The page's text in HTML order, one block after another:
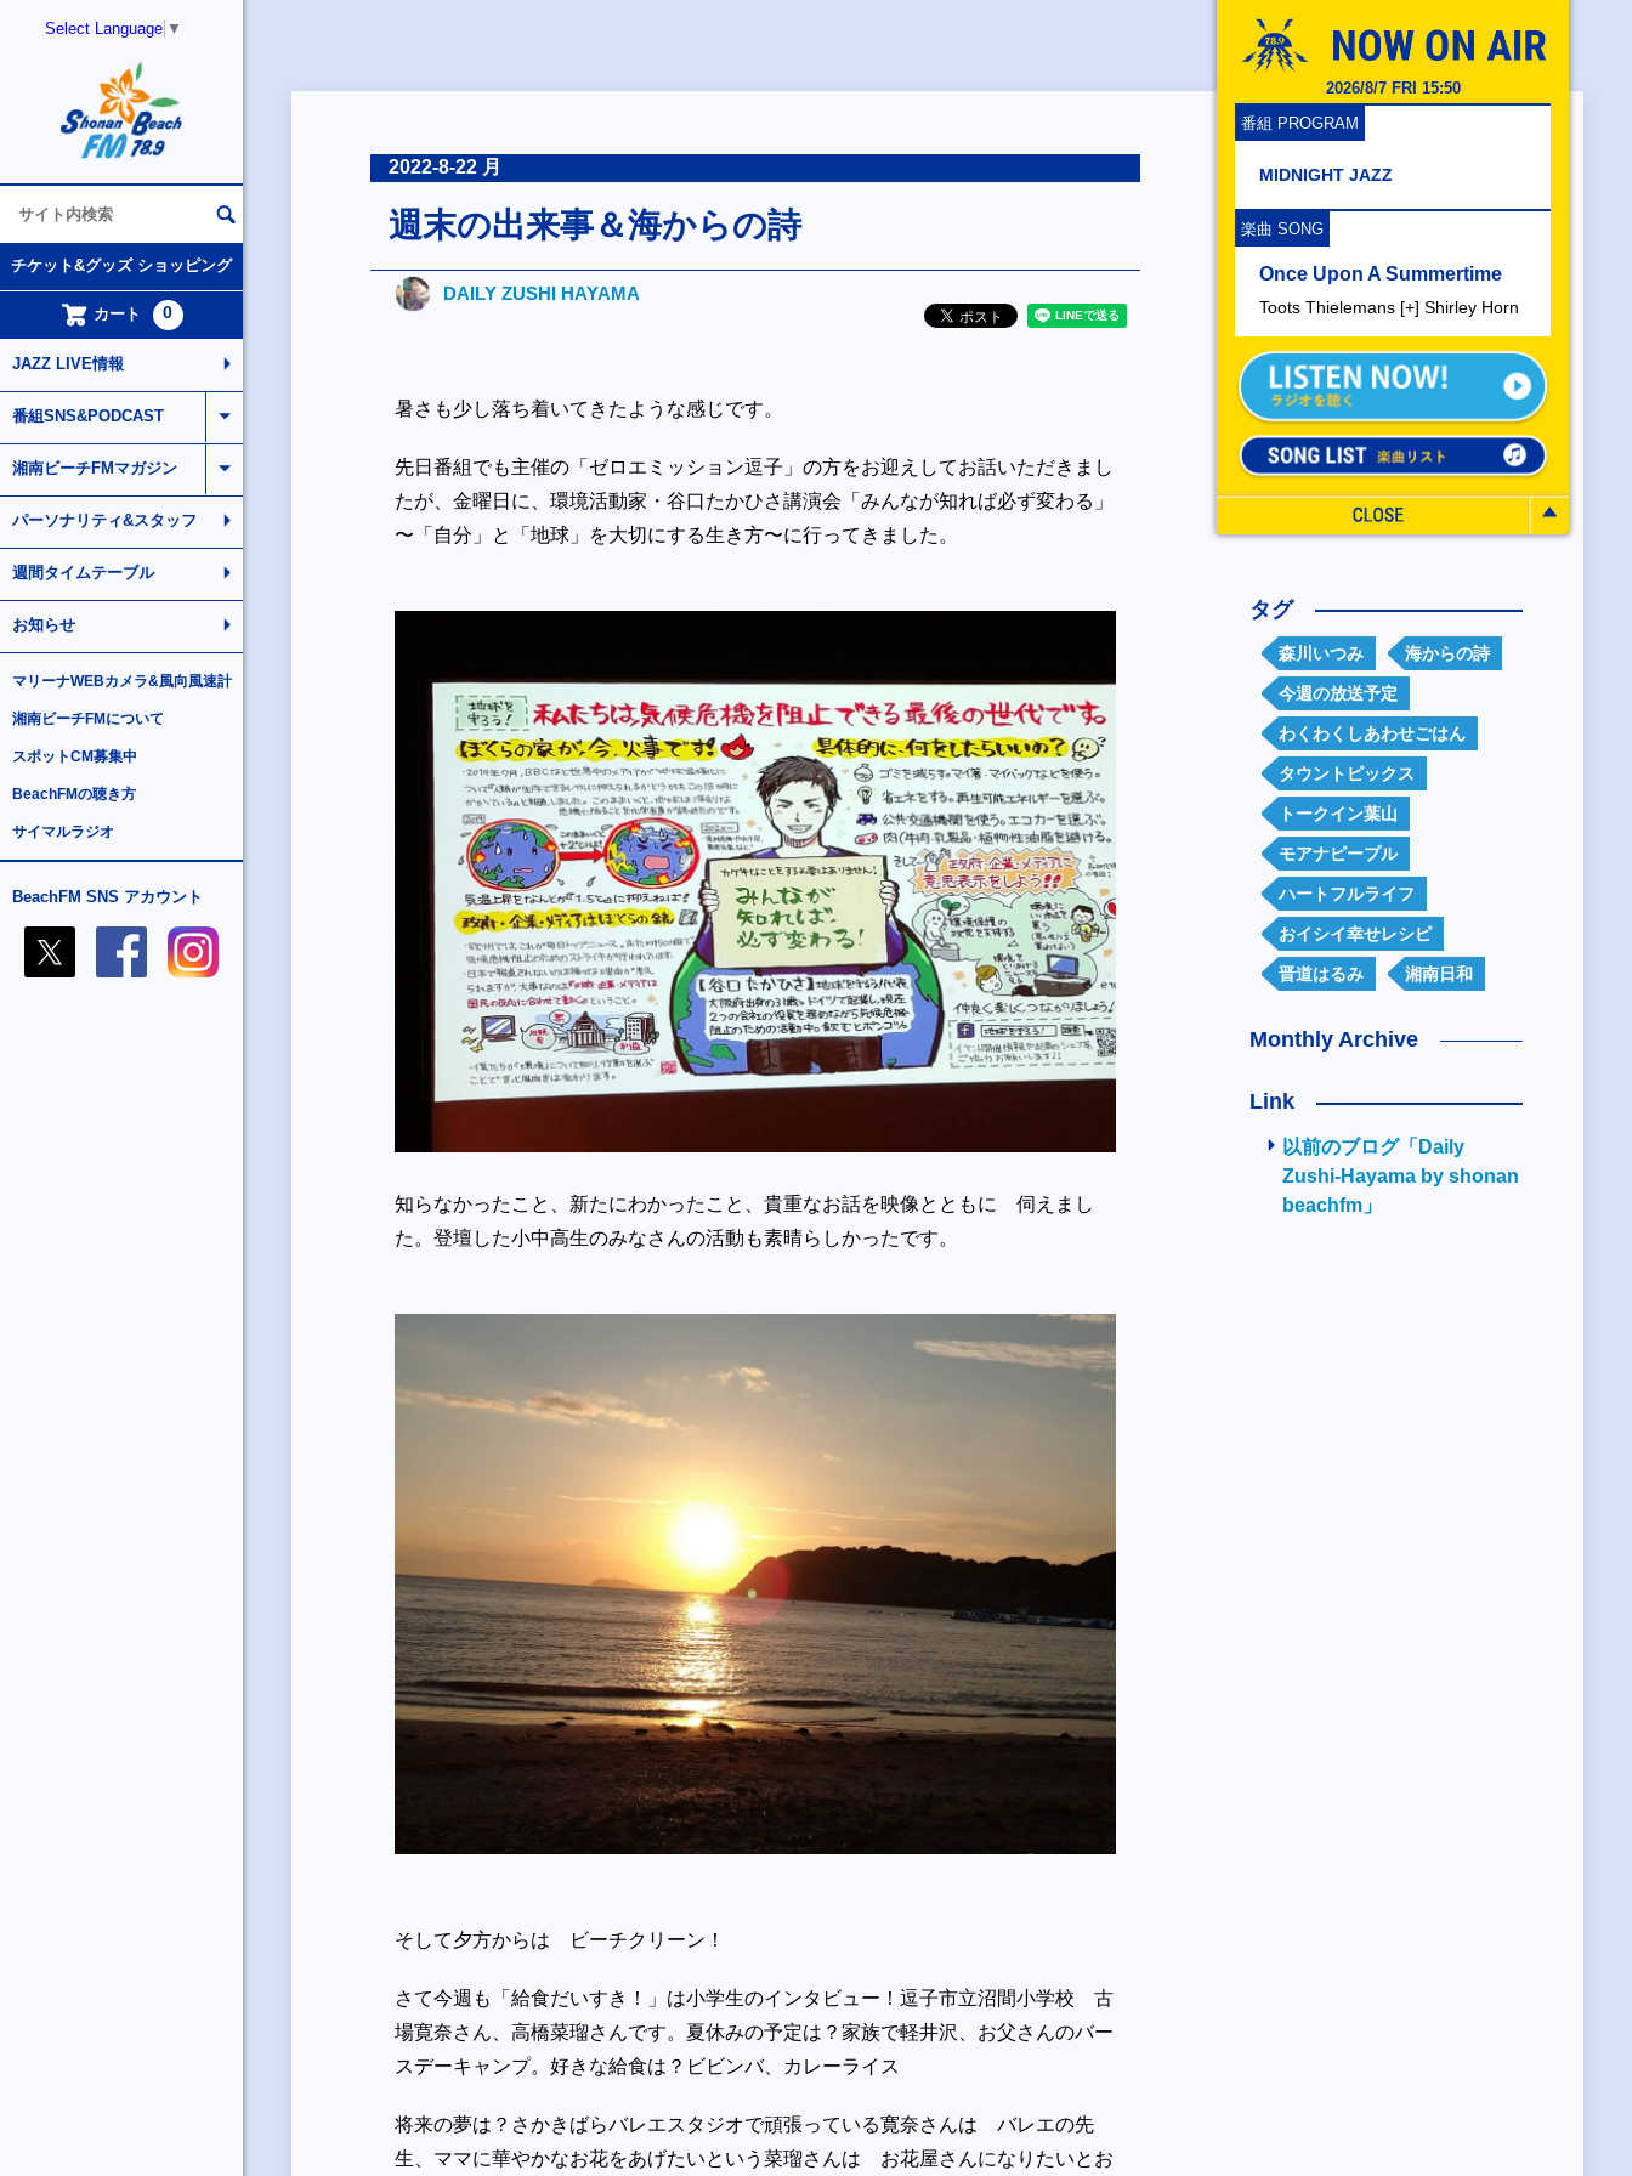
Select Language ▼
2026/8/7 FRI 15:50
番組 PROGRAM
MIDNIGHT JAZZ
楽曲 SONG
Once Upon A Summertime
Toots Thielemans [+] Shirley Horn
チケット&グッズ ショッピング
カート 0
JAZZ LIVE情報
番組SNS&PODCAST
湘南ビーチFMマガジン
パーソナリティ&スタッフ
週間タイムテーブル
お知らせ
マリーナWEBカメラ&風向風速計
湘南ビーチFMについて
スポットCM募集中
BeachFMの聴き方
サイマルラジオ
BeachFM SNS アカウント
2022-8-22 月
週末の出来事＆海からの詩
DAILY ZUSHI HAYAMA
暑さも少し落ち着いてきたような感じです。
先日番組でも主催の「ゼロエミッション逗子」の方をお迎えしてお話いただきまし
たが、金曜日に、環境活動家・谷口たかひさ講演会「みんなが知れば必ず変わる」
〜「自分」と「地球」を大切にする生き方〜に行ってきました。
知らなかったこと、新たにわかったこと、貴重なお話を映像とともに 伺えまし
た。登壇した小中高生のみなさんの活動も素晴らしかったです。
そして夕方からは ビーチクリーン！
さて今週も「給食だいすき！」は小学生のインタビュー！逗子市立沼間小学校 古
場寛奈さん、高橋菜瑠さんです。夏休みの予定は？家族で軽井沢、お父さんのバー
スデーキャンプ。好きな給食は？ビビンバ、カレーライス
将来の夢は？さかきばらバレエスタジオで頑張っている寛奈さんは バレエの先
生、ママに華やかなお花をあげたいという菜瑠さんは お花屋さんになりたいとお
タグ
森川いつみ 海からの詩
今週の放送予定
わくわくしあわせごはん
タウントピックス
トークイン葉山
モアナピープル
ハートフルライフ
おイシイ幸せレシピ
晋道はるみ 湘南日和
Monthly Archive
Link
以前のブログ「Daily
Zushi-Hayama by shonan
beachfm」